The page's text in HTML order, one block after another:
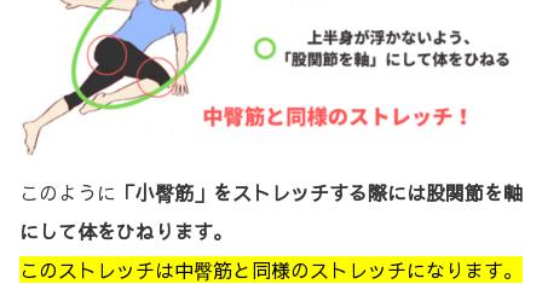
このように 「小臀筋」をストレッチする際には股関節を軸
にして体をひねります。
このストレッチは中臀筋と同様のストレッチになります。